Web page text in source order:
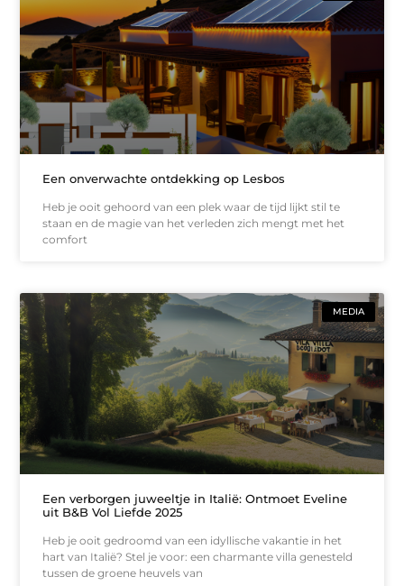
Een onverwachte ontdekking op Lesbos
Heb je ooit gehoord van een plek waar de tijd lijkt stil te
staan en de magie van het verleden zich mengt met het
comfort
MEDIA
Een verborgen juweeltje in Italië: Ontmoet Eveline
uit B&B Vol Liefde 2025
Heb je ooit gedroomd van een idyllische vakantie in het
hart van Italië? Stel je voor: een charmante villa genesteld
tussen de groene heuvels van